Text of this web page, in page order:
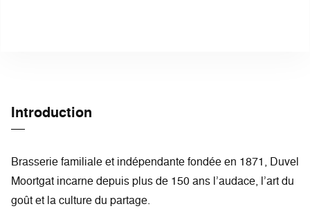
Introduction
Brasserie familiale et indépendante fondée en 1871, Duvel
Moortgat incarne depuis plus de 150 ans l’audace, l’art du
goût et la culture du partage.